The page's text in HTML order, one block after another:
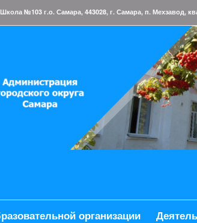
№103 г.о. Самара, 443028, г. Самара, п. Мехзавод,
организации